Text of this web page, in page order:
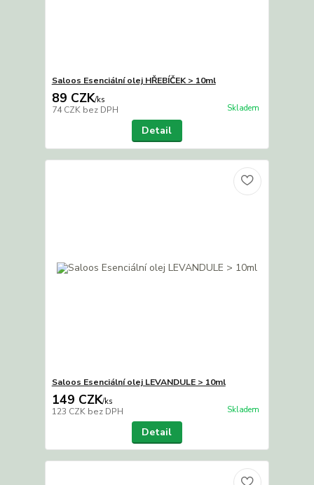
Saloos Esenciální olej HŘEBÍČEK > 10ml
89 CZK/ks
74 CZK bez DPH Skladem
Detail
Saloos Esenciální olej LEVANDULE > 10ml
149 CZK/ks
123 CZK bez DPH Skladem
Detail